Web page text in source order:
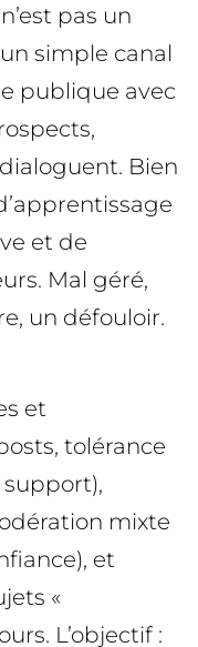
pas un
simple canal
publique avec
Bien
et de
Mal géré,
un défouloir.
et
tolérance
mixte
et
«
L’objectif :